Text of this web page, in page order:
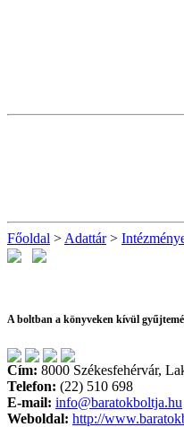
Főoldal > Adattár>
A boltban a könyveken kívül
Cím: 8000 Székesfehérvár,
Telefon: (22) 510 698
E-mail: info@baratokboltja.hu
Weboldal: http://